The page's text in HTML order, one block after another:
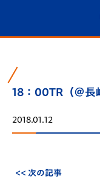
18：00TR（＠長
2018.01.12
<< 次の記事